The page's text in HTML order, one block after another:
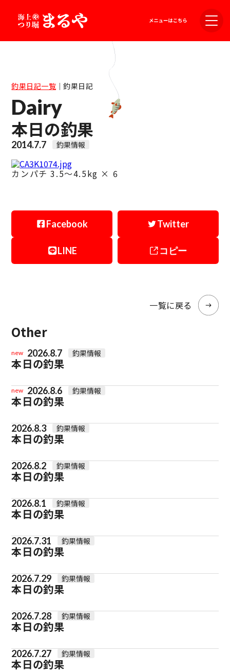
釣果日記一覧｜釣果日記
Dairy
本日の釣果
2014.7.7 釣果情報
カンパチ 3.5〜4.5kg × 6
Facebook Twitter
LINE コピー
一覧に戻る
Other
new 2026.8.7 釣果情報
本日の釣果
new 2026.8.6 釣果情報
本日の釣果
2026.8.3 釣果情報
本日の釣果
2026.8.2 釣果情報
本日の釣果
2026.8.1 釣果情報
本日の釣果
2026.7.31 釣果情報
本日の釣果
2026.7.29 釣果情報
本日の釣果
2026.7.28 釣果情報
本日の釣果
2026.7.27 釣果情報
本日の釣果